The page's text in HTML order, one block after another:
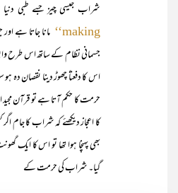
شراب جیسی چیز جسے طبی دنیا
making‘‘
مانا جاتا ہے
جسمانی نظام کے ساتھ اس طرح
اس کا دفعتاً چھوڑ دینا نقصان
حرمت کا حکم آتا ہے تو قرآن
کا اعجاز دیکھئے کہ شراب کا
بھی پہنچا ہوا تھا تو اس کا ایک
گیا۔ شراب کی حرمت کے